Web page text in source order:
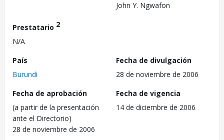
John Y. Ngwafon
Prestatario 2
N/A
País
Burundi
Fecha de divulgación
28 de noviembre de 2006
Fecha de aprobación
(a partir de la presentación
ante el Directorio)
28 de noviembre de 2006
Fecha de vigencia
14 de diciembre de 2006